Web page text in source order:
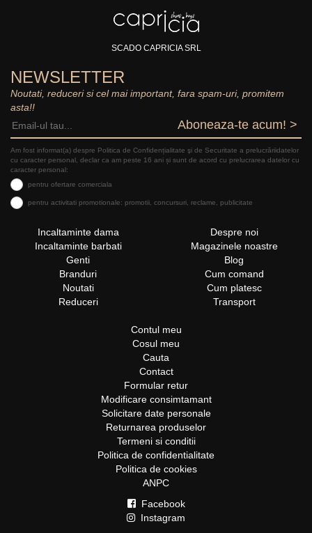
SCADO CAPRICIA SRL
NEWSLETTER
Noutati, reduceri si cel mai important, fara spam-uri, promitem
asta!!
Aboneaza-te acum! >
Am fost informat(a) despre Politica de Confidențialitate şi de Securitate a prelucrăriidatelor
cu caracter personal, declar ca am peste 16 ani și sunt de acord cu prelucrarea datelor cu
caracter personal:
pentru ofertare comerciala
pentru activitati promotionale: promotii, concursuri, reclame, publicitate
Incaltaminte dama
Incaltaminte barbati
Genti
Branduri
Noutati
Reduceri
Despre noi
Magazinele noastre
Blog
Cum comand
Cum platesc
Transport
Contul meu
Cosul meu
Cauta
Contact
Formular retur
Modificare consimtamant
Solicitare date personale
Returnarea produselor
Termeni si conditii
Politica de confidentialitate
Politica de cookies
ANPC
Facebook
Instagram